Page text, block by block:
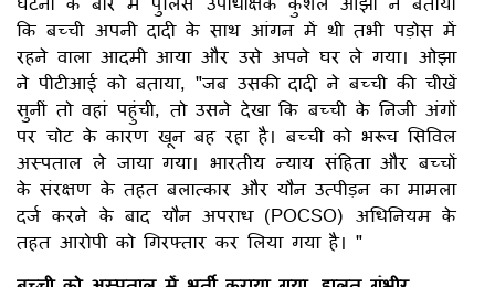
कि बच्ची अपनी दादी के साथ आंगन में थी तभी पड़ोस में
रहने वाला आदमी आया और उसे अपने घर ले गया। ओझा
ने पीटीआई को बताया, "जब उसकी दादी ने बच्ची की चीखें
सुनीं तो वहां पहुंची, तो उसने देखा कि बच्ची के निजी अंगों
पर चोट के कारण खून बह रहा है। बच्ची को भरूच सिविल
अस्पताल ले जाया गया। भारतीय न्याय संहिता और बच्चों
के संरक्षण के तहत बलात्कार और यौन उत्पीड़न का मामला
दर्ज करने के बाद यौन अपराध (POCSO) अधिनियम के
तहत आरोपी को गिरफ्तार कर लिया गया है। "